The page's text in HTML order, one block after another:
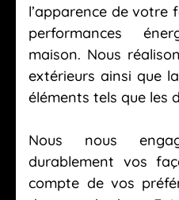
l’apparence de votre
performances
maison. Nous
extérieurs ainsi que
éléments tels que les
Nous nous
durablement vos
compte de vos